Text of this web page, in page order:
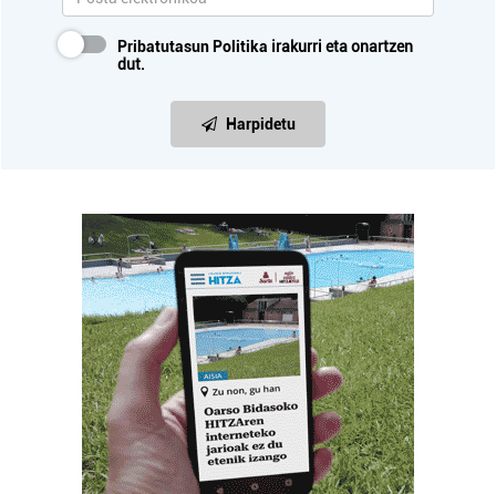
Pribatutasun Politika irakurri eta onartzen
dut.
Harpidetu